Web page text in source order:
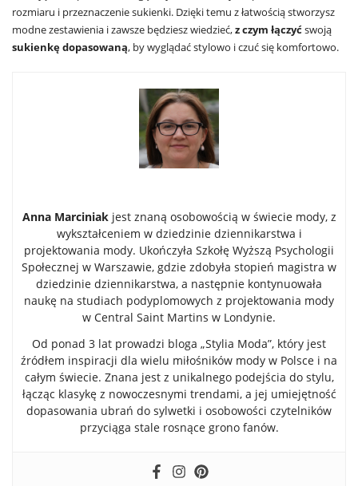
rozmiaru i przeznaczenie sukienki. Dzięki temu z łatwością stworzysz
modne zestawienia i zawsze będziesz wiedzieć,z czym łączyćswoją
sukienkę dopasowaną, by wyglądać stylowo i czuć się komfortowo.
Anna Marciniakjest znaną osobowością w świecie mody, z
wykształceniem w dziedzinie dziennikarstwa i
projektowania mody. Ukończyła Szkołę Wyższą Psychologii
Społecznej w Warszawie, gdzie zdobyła stopień magistra w
dziedzinie dziennikarstwa, a następnie kontynuowała
naukę na studiach podyplomowych z projektowania mody
w Central Saint Martins w Londynie.
Od ponad 3 lat prowadzi bloga „Stylia Moda”, który jest
źródłem inspiracji dla wielu miłośników mody w Polsce i na
całym świecie. Znana jest z unikalnego podejścia do stylu,
łącząc klasykę z nowoczesnymi trendami, a jej umiejętność
dopasowania ubrań do sylwetki i osobowości czytelników
przyciąga stale rosnące grono fanów.